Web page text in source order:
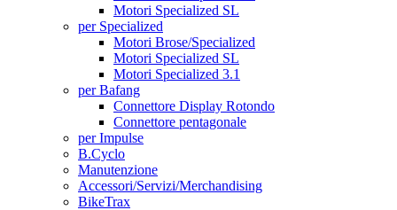
Motori Specialized SL
per Specialized
Motori Brose/Specialized
Motori Specialized SL
Motori Specialized 3.1
per Bafang
Connettore Display Rotondo
Connettore pentagonale
per Impulse
B.Cyclo
Manutenzione
Accessori/Servizi/Merchandising
BikeTrax